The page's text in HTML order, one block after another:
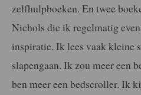
zelfhulpboeken. En twee
Nichols die ik regelmatig
inspiratie. Ik lees vaak kleine
slapengaan. Ik zou meer een
ben meer een bedscroller. Ik